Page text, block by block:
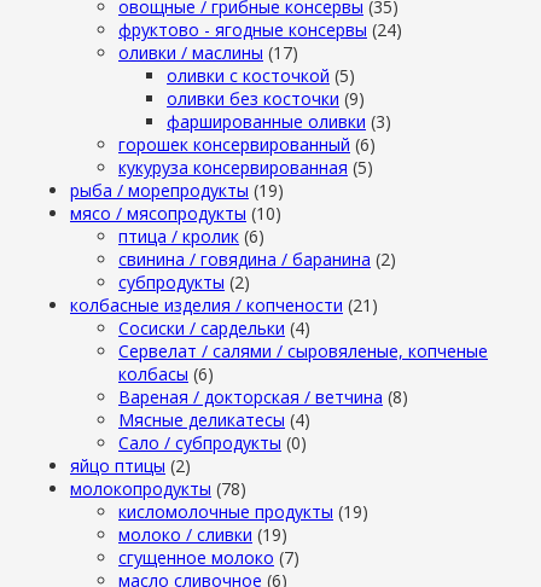
овощные / грибные консервы (35)
фруктово - ягодные консервы (24)
оливки / маслины (17)
оливки с косточкой (5)
оливки без косточки (9)
фаршированные оливки (3)
горошек консервированный (6)
кукуруза консервированная (5)
рыба / морепродукты (19)
мясо / мясопродукты (10)
птица / кролик (6)
свинина / говядина / баранина (2)
субпродукты (2)
колбасные изделия / копчености (21)
Сосиски / сардельки (4)
Сервелат / салями / сыровяленые, копченые
колбасы (6)
Вареная / докторская / ветчина (8)
Мясные деликатесы (4)
Сало / субпродукты (0)
яйцо птицы (2)
молокопродукты (78)
кисломолочные продукты (19)
молоко / сливки (19)
сгущенное молоко (7)
масло сливочное (6)